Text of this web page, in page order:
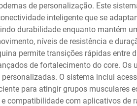
de personalização. Este
inteligente que se
durabilidade enquanto mantém
níveis de resistência e
permite transições rápidas entre
de fortalecimento do core.
O sistema inclui
para atingir grupos musculares
compatibilidade com aplicativos de